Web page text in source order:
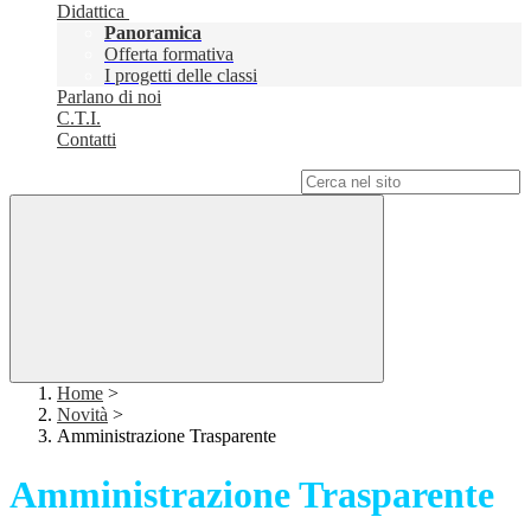
Didattica
Panoramica
Offerta formativa
I progetti delle classi
Parlano di noi
C.T.I.
Contatti
Home >
Novità >
Amministrazione Trasparente
Amministrazione Trasparente